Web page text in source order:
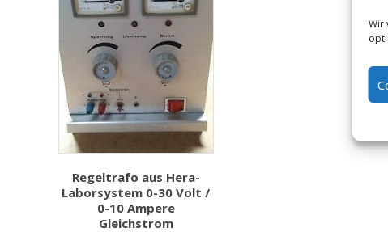
Wir
Regeltrafo aus Hera-
Laborsystem 0-30 Volt /
0-10 Ampere
Gleichstrom